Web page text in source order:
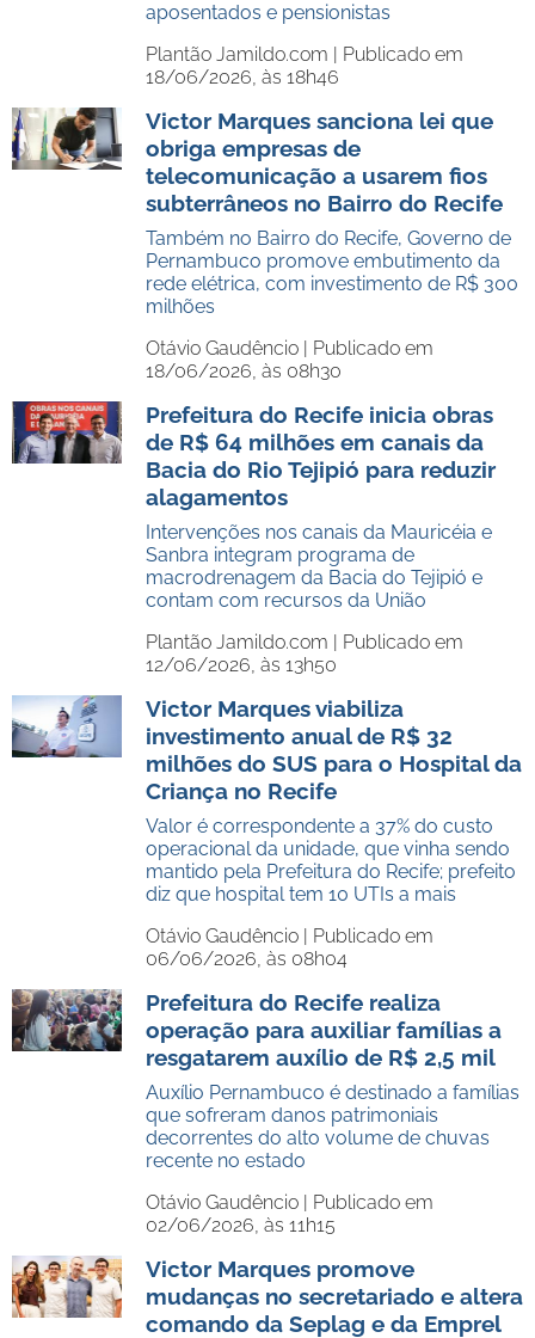
aposentados e pensionistas
Plantão Jamildo.com | Publicado em
18/06/2026, às 18h46
Victor Marques sanciona lei que
obriga empresas de
telecomunicação a usarem fios
subterrâneos no Bairro do Recife
Também no Bairro do Recife, Governo de
Pernambuco promove embutimento da
rede elétrica, com investimento de R$ 300
milhões
Otávio Gaudêncio | Publicado em
18/06/2026, às 08h30
Prefeitura do Recife inicia obras
de R$ 64 milhões em canais da
Bacia do Rio Tejipió para reduzir
alagamentos
Intervenções nos canais da Mauricéia e
Sanbra integram programa de
macrodrenagem da Bacia do Tejipió e
contam com recursos da União
Plantão Jamildo.com | Publicado em
12/06/2026, às 13h50
Victor Marques viabiliza
investimento anual de R$ 32
milhões do SUS para o Hospital da
Criança no Recife
Valor é correspondente a 37% do custo
operacional da unidade, que vinha sendo
mantido pela Prefeitura do Recife; prefeito
diz que hospital tem 10 UTIs a mais
Otávio Gaudêncio | Publicado em
06/06/2026, às 08h04
Prefeitura do Recife realiza
operação para auxiliar famílias a
resgatarem auxílio de R$ 2,5 mil
Auxílio Pernambuco é destinado a famílias
que sofreram danos patrimoniais
decorrentes do alto volume de chuvas
recente no estado
Otávio Gaudêncio | Publicado em
02/06/2026, às 11h15
Victor Marques promove
mudanças no secretariado e altera
comando da Seplag e da Emprel